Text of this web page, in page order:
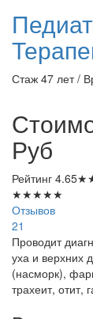
Стаж 47 лет /
Руб
Рейтинг 4.65★
★★★★★
Отзывов
21
Проводит
уха и верхних
(насморк),
трахеит, отит,